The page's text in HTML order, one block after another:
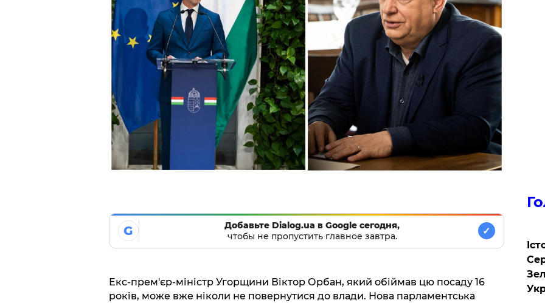
G
Добавьте Dialog.ua в Google сегодня,
чтобы не пропустить главное завтра.
✓
Екс-прем'єр-міністр Угорщини Віктор Орбан, який обіймав цю посаду 16
років, може вже ніколи не повернутися до влади. Нова парламентська